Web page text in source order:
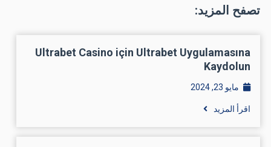
تصفح المزيد:
Ultrabet Casino için Ultrabet Uygulamasına
Kaydolun
مايو 23, 2024
اقرأ المزيد